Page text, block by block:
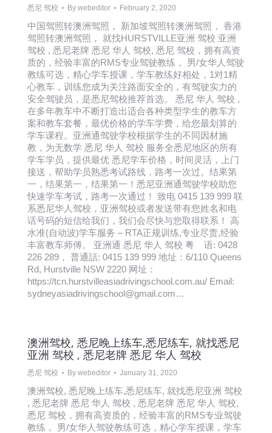
悉尼 驾校 By webeditor February 2, 2020
中国驾照转澳洲驾照， 新加坡驾照转澳洲驾照， 香港
驾照转澳洲驾照， 就找HURSTVILLE亚洲 驾校 亚洲
驾校 , 悉尼老牌 悉尼 华人 驾校, 悉尼 驾校，拥有高资
质的，经验丰富的RMS专业驾驶教练， 男/女华人驾驶
教练可选，精心学车授课，学车教练好相处，1对1精
心教车，训练您成为关注路面安全的，有驾驶实力的
安全驾驶员，是悉尼驾校推荐首选。 悉尼 华人 驾校 ,
在多年教车中不断打造出适合各种类型学生的教车方
案和教车套餐，最优价格的学车学费，给您最划算的
学车课程。亚洲通驾驶学校根据学生的不同因材施
教，为无数学 悉尼 华人 驾校 服务全悉尼地区的所有
学车学员，提供最优 悉尼学车价格，时间灵活，上门
接送，帮助学员熟悉考试路线，路考一次过。结果第
一，结果第一，结果第一！悉尼亚洲通驾驶学校助您
快速学车考试，路考一次通过！ 致电 0415 139 999 联
系悉尼华人驾校，亚洲驾校或者发送带有您姓名和电
话号码的短信给我们，我们会尽快与您取得联系！ 高
水准(自动波)学车服务 – RTA正规训练,专业尽责,经验
丰富教车师傅。 亚洲通 悉尼 华人 驾校 粤 语: 0428
226 289， 普通話: 0415 139 999 地址：6/110 Queens
Rd, Hurstville NSW 2220 网址：
https://tcn.hurstvilleasiadrivingschool.com.au/ Email:
sydneyasiadrivingschool@gmail.com…
澳洲驾校, 悉尼晚上练车,悉尼练车, 就找悉尼
亚洲 驾校 , 悉尼老牌 悉尼 华人 驾校
悉尼 驾校 By webeditor January 31, 2020
澳洲驾校, 悉尼晚上练车,悉尼练车, 就找悉尼亚洲 驾校
, 悉尼老牌 悉尼 华人 驾校 , 悉尼老牌 悉尼 华人 驾校,
悉尼 驾校，拥有高资质的，经验丰富的RMS专业驾驶
教练， 男/女华人驾驶教练可选，精心学车授课，学车